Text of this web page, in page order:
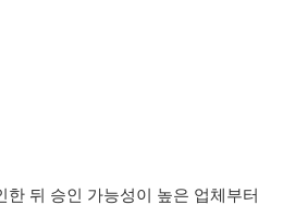
한 뒤 승인 가능성이 높은 업체부터